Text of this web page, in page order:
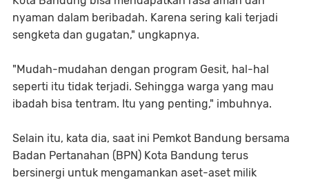
nyaman dalam beribadah. Karena sering kali terjadi
sengketa dan gugatan," ungkapnya.
"Mudah-mudahan dengan program Gesit, hal-hal
seperti itu tidak terjadi. Sehingga warga yang mau
ibadah bisa tentram. Itu yang penting," imbuhnya.
Selain itu, kata dia, saat ini Pemkot Bandung bersama
Badan Pertanahan (BPN) Kota Bandung terus
bersinergi untuk mengamankan aset-aset milik